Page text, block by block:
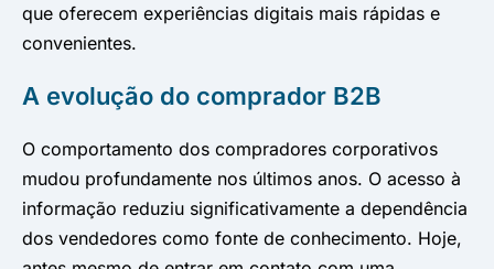
que oferecem experiências digitais mais rápidas e
convenientes.
A evolução do comprador B2B
O comportamento dos compradores corporativos
mudou profundamente nos últimos anos. O acesso à
informação reduziu significativamente a dependência
dos vendedores como fonte de conhecimento. Hoje,